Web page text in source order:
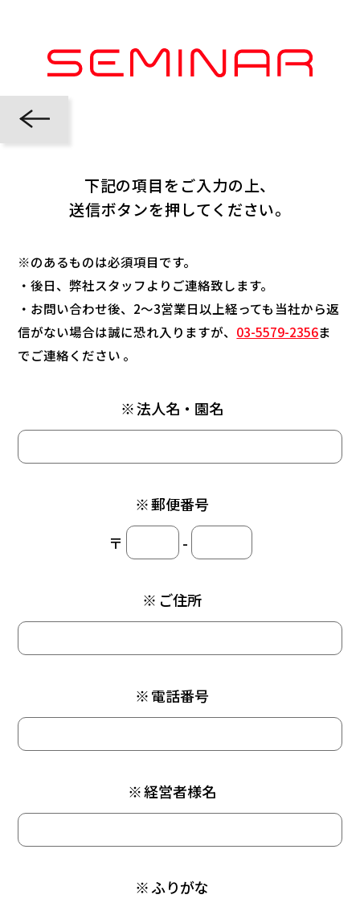
下記の項目をご入力の上、
送信ボタンを押してください。
※のあるものは必須項目です。
・後日、弊社スタッフよりご連絡致します。
・お問い合わせ後、2～3営業日以上経っても当社から返
信がない場合は誠に恐れ入りますが、 03-5579-2356ま
でご連絡ください 。
法人名・園名
※
郵便番号
※
〒
-
ご住所
※
電話番号
※
経営者様名
※
ふりがな
※